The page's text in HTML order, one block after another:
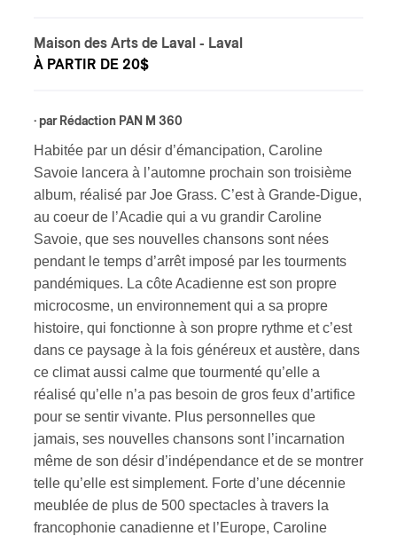
Maison des Arts de Laval - Laval
À PARTIR DE 20$
· par Rédaction PAN M 360
Habitée par un désir d’émancipation, Caroline
Savoie lancera à l’automne prochain son troisième
album, réalisé par Joe Grass. C’est à Grande-Digue,
au coeur de l’Acadie qui a vu grandir Caroline
Savoie, que ses nouvelles chansons sont nées
pendant le temps d’arrêt imposé par les tourments
pandémiques. La côte Acadienne est son propre
microcosme, un environnement qui a sa propre
histoire, qui fonctionne à son propre rythme et c’est
dans ce paysage à la fois généreux et austère, dans
ce climat aussi calme que tourmenté qu’elle a
réalisé qu’elle n’a pas besoin de gros feux d’artifice
pour se sentir vivante. Plus personnelles que
jamais, ses nouvelles chansons sont l’incarnation
même de son désir d’indépendance et de se montrer
telle qu’elle est simplement. Forte d’une décennie
meublée de plus de 500 spectacles à travers la
francophonie canadienne et l’Europe, Caroline